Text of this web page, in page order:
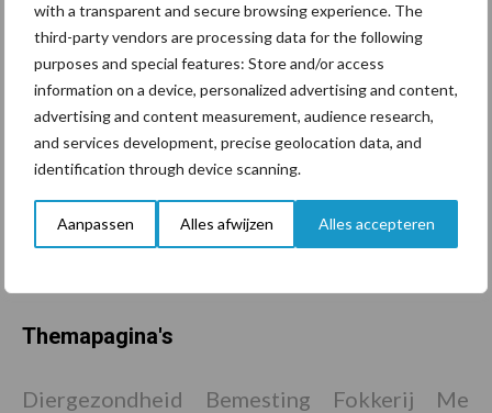
with a transparent and secure browsing experience. The
third-party vendors are processing data for the following
purposes and special features: Store and/or access
information on a device, personalized advertising and content,
advertising and content measurement, audience research,
and services development, precise geolocation data, and
identification through device scanning.
Aanpassen Alles afwijzen Alles accepteren
ForFarmers ziet volume en
marktaandeel groeien in
krimpende Nederlandse
markt
Tien praktische tips voor
Themapagina's
Diergezondheid Bemesting Fokkerij